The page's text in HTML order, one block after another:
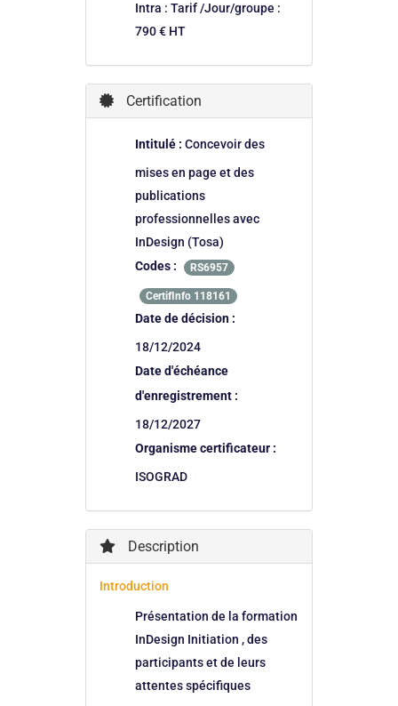
Intra : Tarif /Jour/groupe :
790 € HT
Certification
Intitulé : Concevoir des
mises en page et des
publications
professionnelles avec
InDesign (Tosa)
Codes :
RS6957
CertifInfo 118161
Date de décision :
18/12/2024
Date d'échéance
d'enregistrement :
18/12/2027
Organisme certificateur :
ISOGRAD
Description
Introduction
Présentation de la formation
InDesign Initiation , des
participants et de leurs
attentes spécifiques